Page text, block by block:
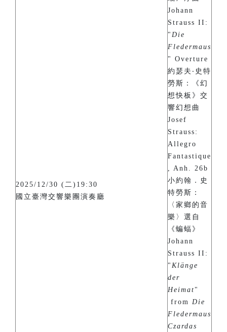
2025/12/30 (二)19:30
國立臺灣交響樂團演奏廳
Johann
Strauss II:
" Die
Fledermaus
" Overture
約瑟夫‧史特
勞斯：《幻
想快板》交
響幻想曲
Josef
Strauss:
Allegro
Fantastique
, Anh. 26b
小約翰．史
特勞斯：
〈家鄉的音
樂〉選自
《蝙蝠》
Johann
Strauss II:
" Klänge
der
Heimat "
from Die
Fledermaus
Czardas